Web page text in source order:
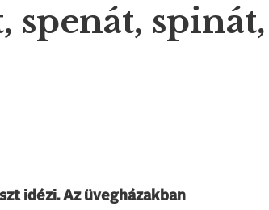
spenát, spinát,
idézi. Az üvegházakban